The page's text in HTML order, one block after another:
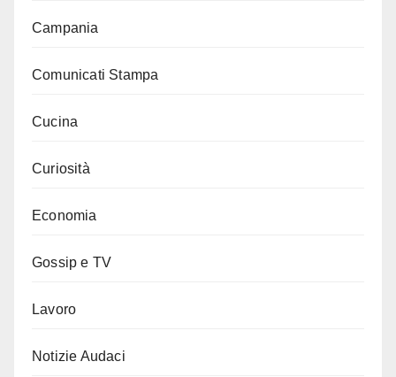
Campania
Comunicati Stampa
Cucina
Curiosità
Economia
Gossip e TV
Lavoro
Notizie Audaci